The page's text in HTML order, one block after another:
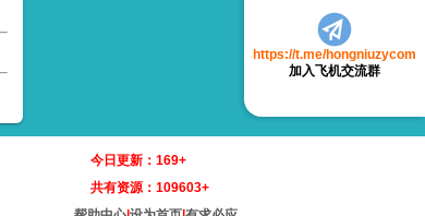
今日更新： 169+
共有资源： 109603+
https://t.me/hongniuzycom
加入飞机交流群